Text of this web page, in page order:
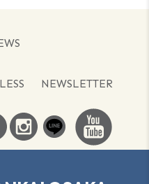
NEWSLETTER